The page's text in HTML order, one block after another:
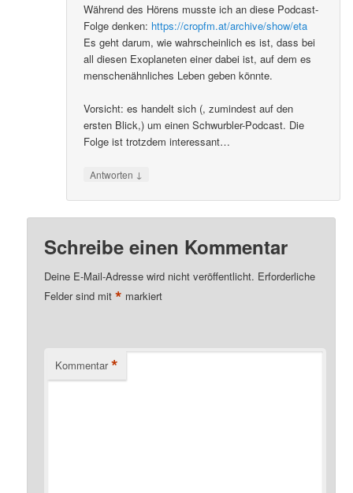
Während des Hörens musste ich an diese Podcast-
Folge denken: https://cropfm.at/archive/show/eta
Es geht darum, wie wahrscheinlich es ist, dass bei
all diesen Exoplaneten einer dabei ist, auf dem es
menschenähnliches Leben geben könnte.
Vorsicht: es handelt sich (, zumindest auf den
ersten Blick,) um einen Schwurbler-Podcast. Die
Folge ist trotzdem interessant…
Antworten ↓
Schreibe einen Kommentar
Deine E-Mail-Adresse wird nicht veröffentlicht. Erforderliche
Felder sind mit* markiert
Kommentar *